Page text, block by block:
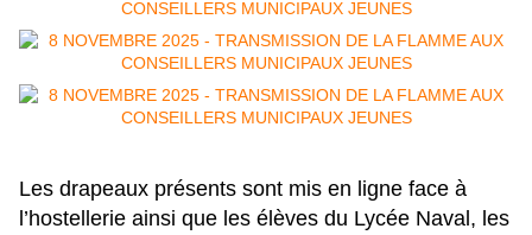
Les drapeaux présents sont mis en ligne face à
l’hostellerie ainsi que les élèves du Lycée Naval, les